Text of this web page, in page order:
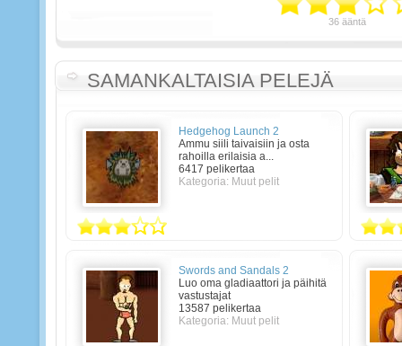
36 ääntä
SAMANKALTAISIA PELEJÄ
Hedgehog Launch 2
Ammu siili taivaisiin ja osta
rahoilla erilaisia a...
6417 pelikertaa
Kategoria: Muut pelit
Swords and Sandals 2
Luo oma gladiaattori ja päihitä
vastustajat
13587 pelikertaa
Kategoria: Muut pelit